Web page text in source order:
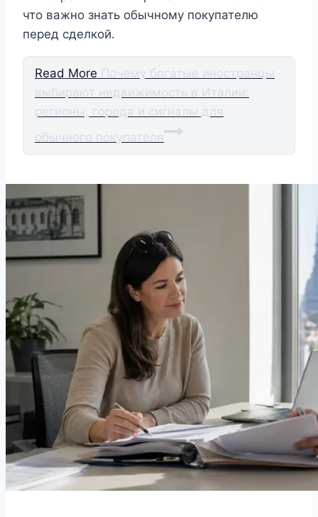
что важно знать обычному покупателю
перед сделкой.
Read More Почему богатые иностранцы
выбирают недвижимость в Италии:
регионы, города и сигналы для
обычного покупателя